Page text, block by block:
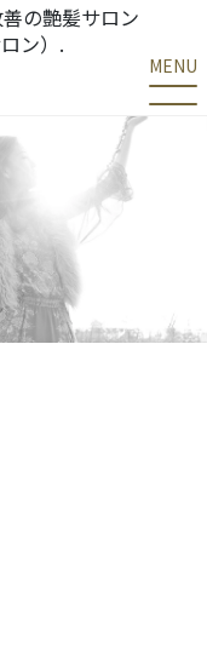
の艶髪サロン
ン）.
MENU